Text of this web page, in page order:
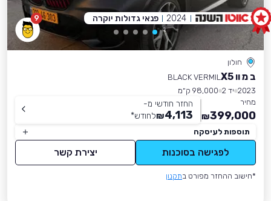
9
חולון
ב מ וו X5
BLACK VERMIL
2023 יד 2
98,000 ק״מ
מחיר
399,000
₪
החזר חודשי מ-
4,113
₪לחודש*
תוספות לעיסקה
לפגישה בסוכנות יצירת קשר
*חישוב ההחזר מפורט בתקנון
2024 פנאי גדולות יוקרה